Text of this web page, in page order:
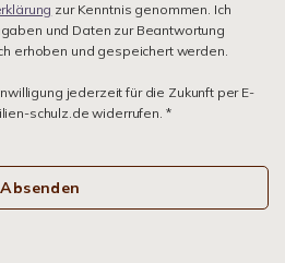
zur Kenntnis genommen. Ich
und Daten zur Beantwortung
erhoben und gespeichert werden.
jederzeit für die Zukunft per E-
schulz.de widerrufen. *
Absenden